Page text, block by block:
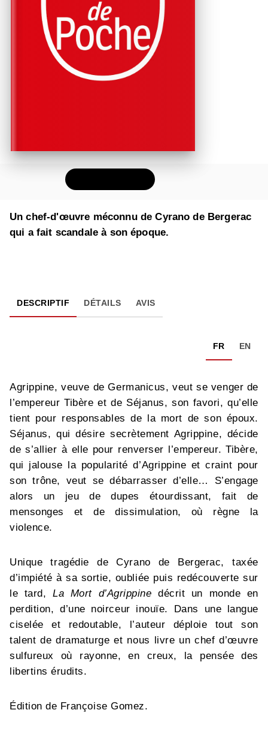
Un chef-d'œuvre méconnu de Cyrano de Bergerac
qui a fait scandale à son époque.
DESCRIPTIF DÉTAILS AVIS
FR EN
Agrippine, veuve de Germanicus, veut se venger de
l’empereur Tibère et de Séjanus, son favori, qu’elle
tient pour responsables de la mort de son époux.
Séjanus, qui désire secrètement Agrippine, décide
de s’allier à elle pour renverser l’empereur. Tibère,
qui jalouse la popularité d’Agrippine et craint pour
son trône, veut se débarrasser d’elle… S’engage
alors un jeu de dupes étourdissant, fait de
mensonges et de dissimulation, où règne la
violence.
Unique tragédie de Cyrano de Bergerac, taxée
d’impiété à sa sortie, oubliée puis redécouverte sur
le tard,La Mort d’Agrippine décrit un monde en
perdition, d’une noirceur inouïe. Dans une langue
ciselée et redoutable, l’auteur déploie tout son
talent de dramaturge et nous livre un chef d’œuvre
sulfureux où rayonne, en creux, la pensée des
libertins érudits.
Édition de Françoise Gomez.